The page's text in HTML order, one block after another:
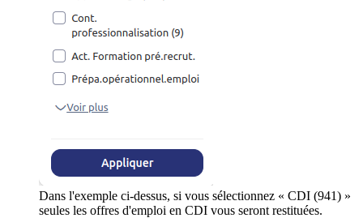
Dans l'exemple ci-dessus, si vous sélectionnez « CDI (941) »
seules les offres d'emploi en CDI vous seront restituées.